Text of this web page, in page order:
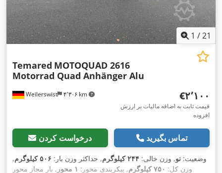
1 /21
Weilerswist ۴٬۳۰۶ km
Temared MOTOQUAD 2616
Motorrad Quad Anhänger Alu
‎€۲٬۱۰۰
قیمت ثابت به اضافه مالیات بر ارزش
افزوده
درخواست کردن تماس بگیرید
وضعیت: نو, وزن خالی: ۲۴۴ کیلوگرم , حداکثر وزن بار: ۵۰۶ کیلوگرم
,
وزن کل: ۷۵۰ کیلوگرم , پیکربندی محور: ۱ محور
, بار مجاز محور